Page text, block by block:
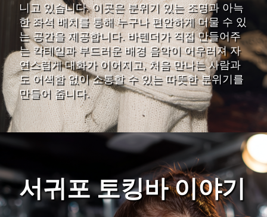
니고 있습니다. 이곳은 분위기 있는 조명과 아늑
한 좌석 배치를 통해 누구나 편안하게 머물 수 있
는 공간을 제공합니다. 바텐더가 직접 만들어주
는 칵테일과 부드러운 배경 음악이 어우러져 자
연스럽게 대화가 이어지고, 처음 만나는 사람과
도 어색함 없이 소통할 수 있는 따뜻한 분위기를
만들어 줍니다.
서귀포 토킹바 이야기